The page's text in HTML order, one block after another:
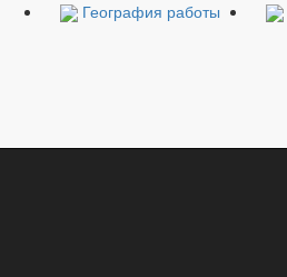
География работы